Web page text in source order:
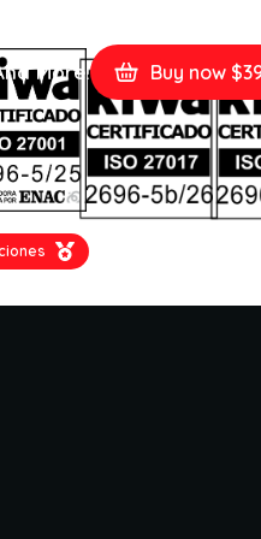
More! Buy now